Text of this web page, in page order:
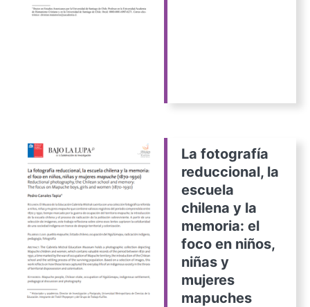
La fotografía
reduccional, la
escuela
chilena y la
memoria: el
foco en niños,
niñas y
mujeres
mapuches